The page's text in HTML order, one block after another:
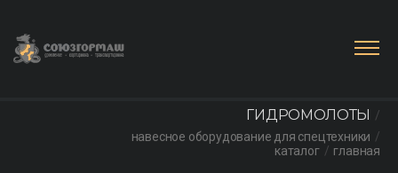
главная
каталог
навесное оборудование для спецтехники
ГИДРОМОЛОТЫ